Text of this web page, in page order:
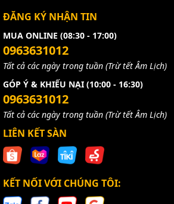
ĐĂNG KÝ NHẬN TIN
MUA ONLINE (08:30 - 17:00)
0963631012
Tất cả các ngày trong tuần (Trừ tết Âm Lịch)
GÓP Ý & KHIẾU NẠI (10:00 - 16:30)
0963631012
Tất cả các ngày trong tuần (Trừ tết Âm Lịch)
LIÊN KẾT SÀN
KẾT NỐI VỚI CHÚNG TÔI: